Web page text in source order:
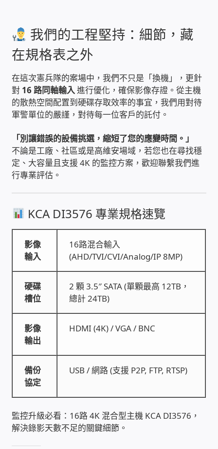
數位廣告看板播放器
電腦 工具 軟體 手冊
網路規劃架設
NAS到府安裝服務
出租套房出租 網路維護管理 房東免煩惱
WIFI Wi-Fi 無線熱點 無線網路
網路硬體設備
居易科技DrayTek/裕笠科技Ublink
印表列印伺服器
虛擬機 Virtual machine VirtualBox Hyper-V
VMware
網路 到府檢測 連線設定
光纖網路
我們的工程堅持：細節，藏
在規格表之外
在這次憲兵隊的案場中，我們不只是「換機」，更針
對 16 路同軸輸入進行優化，確保影像存證。從主機
的散熱空間配置到硬碟存取效率的事宜，我們用對待
軍警單位的嚴謹，對待每一位客戶的託付。
「別讓錯誤的設備挑選，縮短了您的應變時間。」
不論是工廠、社區或是高維安場域，若您也在尋找穩
定、大容量且支援 4K 的監控方案，歡迎聯繫我們進
行專業評估。
KCA DI3576 專業規格速覽
影像
輸入
16路混合輸入
(AHD/TVI/CVI/Analog/IP 8MP)
硬碟
槽位
2 顆 3.5″ SATA (單顆最高 12TB，
總計 24TB)
影像
輸出
HDMI (4K) / VGA / BNC
備份
協定
USB / 網路 (支援 P2P, FTP, RTSP)
監控升級必看：16路 4K 混合型主機 KCA DI3576，
解決錄影天數不足的關鍵細節。